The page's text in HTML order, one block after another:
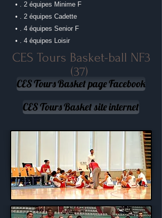
• . 2 équipes Minime F
• . 2 équipes Cadette
• . 4 équipes Senior F
• . 4 équipes Loisir
CES Tours Basket-ball NF3
(37)
CES Tours Basket page Facebook
CES Tours Basket site internet